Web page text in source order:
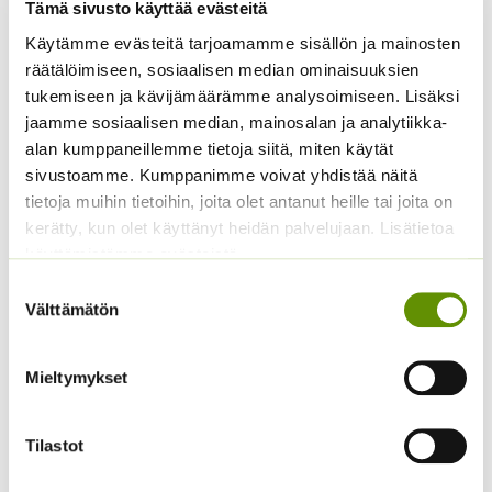
Tämä sivusto käyttää evästeitä
Käytämme evästeitä tarjoamamme sisällön ja mainosten
räätälöimiseen, sosiaalisen median ominaisuuksien
tukemiseen ja kävijämäärämme analysoimiseen. Lisäksi
jaamme sosiaalisen median, mainosalan ja analytiikka-
alan kumppaneillemme tietoja siitä, miten käytät
sivustoamme. Kumppanimme voivat yhdistää näitä
tietoja muihin tietoihin, joita olet antanut heille tai joita on
kerätty, kun olet käyttänyt heidän palvelujaan. Lisätietoa
käyttämistämme evästeistä
valinta
Välttämätön
Mieltymykset
Tilastot
Kiinanasteri Fan
sekoitus (noin 100 s.)
3,90€ Sisältää arvonlisäveron
Hentohöyhenheinä
3,50€ – 17,50€Hintaluokka:
3,50 €
-
17,50 €
Sisältää
arvonlisäveron
40 s.
Pyöröjänönputki Green
Hintaluokka:
Sisältää